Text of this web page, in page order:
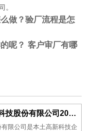
。
做？验厂流程是怎
呢？ 客户审厂有哪
祝贺中山蓝晨科技股份有限公司2026年一次性成功通过BSCI验厂-B级
限公司是本土高新科技企